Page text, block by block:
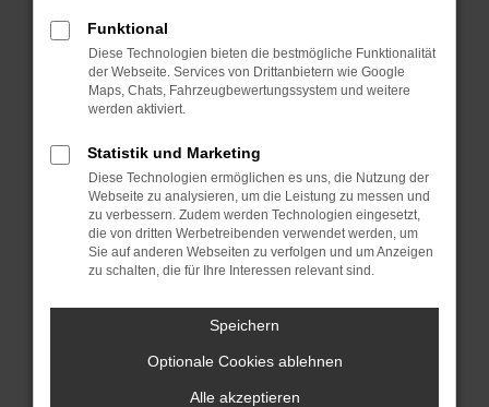
Laden andere Webseiten, zum Beispiel
deine Suchmaschine?
Prüfe deine Browsererweiterungen.
Manche Erweiterungen, wie Werbeblocker,
können das Laden bestimmter Seiten
verhindern. Funktioniert die Seite in einem
anderen Browser oder in einem privaten
Fenster?
Starte dein Gerät neu.
vorübergehende Probleme zu beheben.
Betriebssystem auf dem neuesten Stand
Funktional
Diese Technologien bieten die bestmögliche Funktionalität
der Webseite. Services von Drittanbietern wie Google
Maps, Chats, Fahrzeugbewertungssystem und weitere
werden aktiviert.
Statistik und Marketing
Diese Technologien ermöglichen es uns, die Nutzung der
Webseite zu analysieren, um die Leistung zu messen und
zu verbessern. Zudem werden Technologien eingesetzt,
die von dritten Werbetreibenden verwendet werden, um
Sie auf anderen Webseiten zu verfolgen und um Anzeigen
zu schalten, die für Ihre Interessen relevant sind.
Speichern
Optionale Cookies ablehnen
Alle akzeptieren